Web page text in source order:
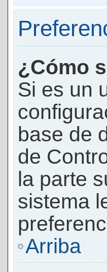
¿Cómo
Si es un
base de
de
la parte
sistema
Arriba